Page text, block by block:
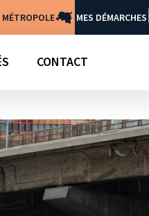
MÉTROPOLE MES DÉMARCHES
CONTACT